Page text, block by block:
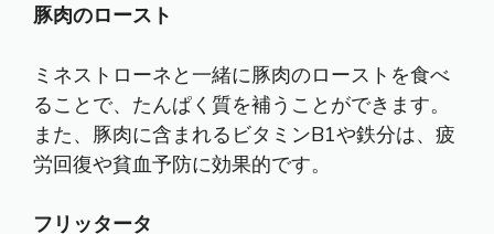
豚肉のロースト
ミネストローネと一緒に豚肉のローストを食べ
ることで、たんぱく質を補うことができます。
また、豚肉に含まれるビタミンB1や鉄分は、疲
労回復や貧血予防に効果的です。
フリッタータ